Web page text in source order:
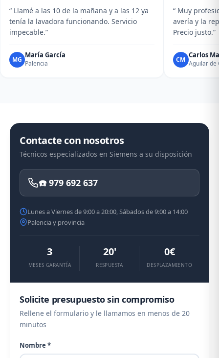
“ Llamé a las 10 de la mañana y a las 12 ya
tenía la lavadora funcionando. Servicio
impecable.”
MG
María García
Palencia
“ Muy
avería y la
Precio justo.”
CM
Carlos
Aguilar de
Contacte con nosotros
Técnicos especializados en Siemens a su disposición
☎️ 979 692 637
Lunes a Viernes de 9:00 a 20:00, Sábados de 9:00 a 14:00
Palencia y provincia
3
MESES GARANTÍA
20'
RESPUESTA
0€
DESPLAZAMIENTO
Solicite presupuesto sin compromiso
Rellene el formulario y le llamamos en menos de 20
minutos
Nombre *